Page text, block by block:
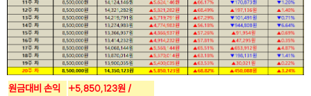
원금대비 손익
+5,850,123원 /